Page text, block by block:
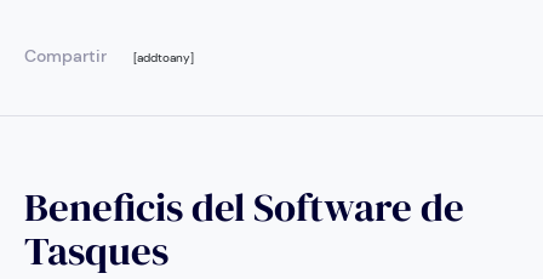
Compartir [addtoany]
Beneficis del Software de
Tasques